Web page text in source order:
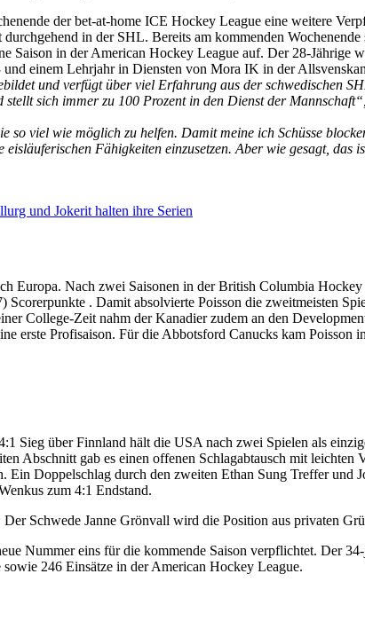
der bet-at-home ICE Hockey League eine weitere
in der SHL. Bereits am kommenden
Saison in der American Hockey League auf. Der 28-Jährige
einem Lehrjahr in Diensten von Mora IK in der
und verfügt über viel Erfahrung aus der schwedischen
sich immer zu 100 Prozent in den Dienst der Mannschaft“,
so viel wie möglich zu helfen. Damit meine ich Schüsse
Fähigkeiten einzusetzen. Aber wie gesagt,
und Jokerit halten ihre Serien
Europa. Nach zwei Saisonen in der British Columbia
. Damit absolvierte Poisson die zweitmeisten
College-Zeit nahm der Kanadier zudem an den
erste Profisaison. Für die Abbotsford Canucks kam
Sieg über Finnland hält die USA nach zwei Spielen als
Abschnitt gab es einen offenen Schlagabtausch mit
Doppelschlag durch den zweiten Ethan Sung Treffer
zum 4:1 Endstand.
Schwede Janne Grönvall wird die Position aus privaten
Nummer eins für die kommende Saison verpflichtet. Der
246 Einsätze in der American Hockey League.